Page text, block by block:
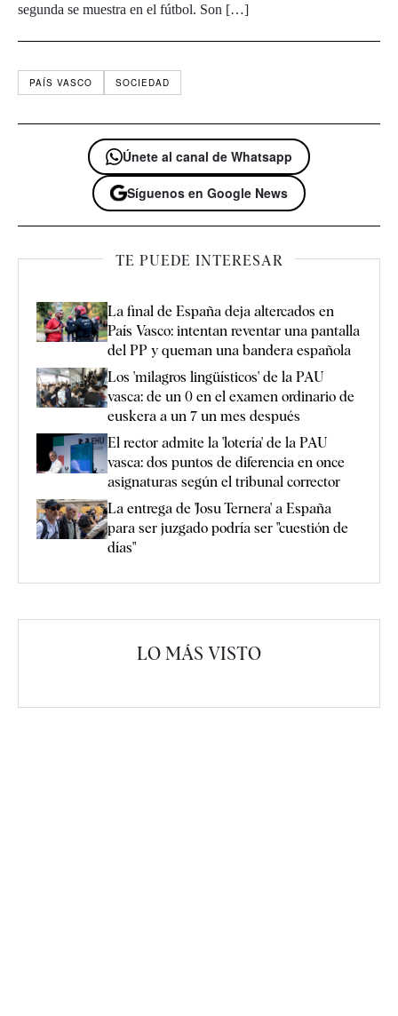
segunda se muestra en el fútbol. Son […]
PAÍS VASCO SOCIEDAD
Únete al canal de Whatsapp
Síguenos en Google News
TE PUEDE INTERESAR
La final de España deja altercados en
País Vasco: intentan reventar una pantalla
del PP y queman una bandera española
Los 'milagros lingüísticos' de la PAU
vasca: de un 0 en el examen ordinario de
euskera a un 7 un mes después
El rector admite la 'lotería' de la PAU
vasca: dos puntos de diferencia en once
asignaturas según el tribunal corrector
La entrega de 'Josu Ternera' a España
para ser juzgado podría ser "cuestión de
días"
LO MÁS VISTO